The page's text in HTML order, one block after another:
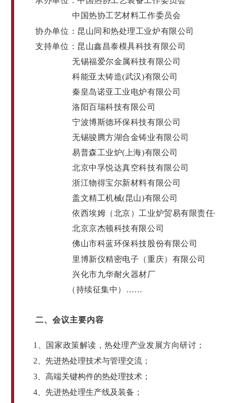
中国热协工艺材料工作委员会
协办单位： 昆山同和热处理工业炉有限公司
支持单位：昆山鑫昌泰模具科技有限公司
无锡福爱尔金属科技有限公司
科能亚太铸造(武汉)有限公司
秦皇岛诺亚工业电炉有限公司
洛阳百瑞科技有限公司
宁波博斯德环保科技有限公司
无锡骏腾方湖合金铸业有限公司
易普森工业炉(上海)有限公司
北京中孚悦达真空科技有限公司
浙江物得宝尔新材料有限公司
盖文精工机械(昆山)有限公司
依西埃姆（北京）工业炉贸易有限责任公
北京京杰顿科技有限公司
佛山市科蓝环保科技股份有限公司
里博新仪精密电子（重庆）有限公司
兴化市九华耐火器材厂
（持续征集中）……
二、会议主要内容
1、国家政策解读，热处理产业发展方向研讨；
2、先进热处理技术与管理交流；
3、高端关键构件的热处理技术；
4、先进热处理生产线及装备；